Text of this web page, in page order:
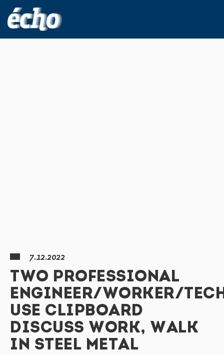
7.12.2022
TWO PROFESSIONAL
ENGINEER/WORKER/
USE CLIPBOARD
DISCUSS WORK, WALK
IN STEEL METAL